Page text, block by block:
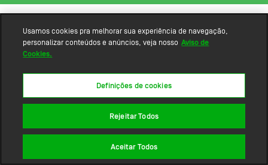
Usamos cookies pra melhorar sua experiência de navegação,
personalizar conteúdos e anúncios, veja nosso Aviso de
Cookies.
Definições de cookies
Rejeitar Todos
Aceitar Todos